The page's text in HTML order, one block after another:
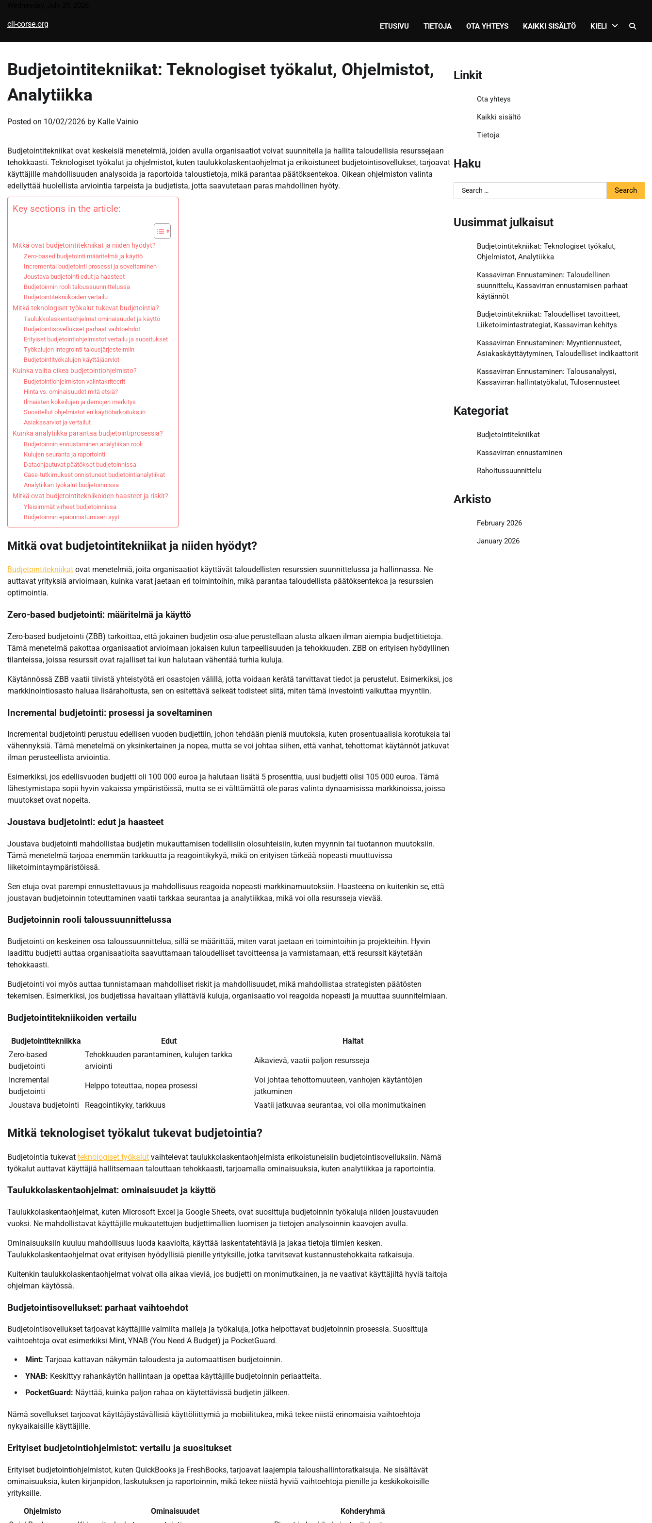
content
cll-corse.org ETUSIVU TIETOJA OTA YHTEYS KAIKKI SISÄLTÖ KIELI
Budjetointitekniikat: Teknologiset työkalut, Ohjelmistot,
Analytiikka
Posted on 10/02/2026 by Kalle Vainio
Budjetointitekniikat ovat keskeisiä menetelmiä, joiden avulla organisaatiot voivat suunnitella ja hallita taloudellisia resurssejaan
tehokkaasti. Teknologiset työkalut ja ohjelmistot, kuten taulukkolaskentaohjelmat ja erikoistuneet budjetointisovellukset, tarjoavat
käyttäjille mahdollisuuden analysoida ja raportoida taloustietoja, mikä parantaa päätöksentekoa. Oikean ohjelmiston valinta
edellyttää huolellista arviointia tarpeista ja budjetista, jotta saavutetaan paras mahdollinen hyöty.
Key sections in the article:
Mitkä ovat budjetointitekniikat ja niiden hyödyt?
Zero-based budjetointi määritelmä ja käyttö
Incremental budjetointi prosessi ja soveltaminen
Joustava budjetointi edut ja haasteet
Budjetoinnin rooli taloussuunnittelussa
Budjetointitekniikoiden vertailu
Mitkä teknologiset työkalut tukevat budjetointia?
Taulukkolaskentaohjelmat ominaisuudet ja käyttö
Budjetointisovellukset parhaat vaihtoehdot
Erityiset budjetointiohjelmistot vertailu ja suositukset
Työkalujen integrointi talousjärjestelmiin
Budjetointityökalujen käyttäjäarviot
Kuinka valita oikea budjetointiohjelmisto?
Budjetointiohjelmiston valintakriteerit
Hinta vs. ominaisuudet mitä etsiä?
Ilmaisten kokeilujen ja demojen merkitys
Suositellut ohjelmistot eri käyttötarkoituksiin
Asiakasarviot ja vertailut
Kuinka analytiikka parantaa budjetointiprosessia?
Budjetoinnin ennustaminen analytiikan rooli
Kulujen seuranta ja raportointi
Dataohjautuvat päätökset budjetoinnissa
Case-tutkimukset onnistuneet budjetointianalytiikat
Analytiikan työkalut budjetoinnissa
Mitkä ovat budjetointitekniikoiden haasteet ja riskit?
Yleisimmät virheet budjetoinnissa
Budjetoinnin epäonnistumisen syyt
Mitkä ovat budjetointitekniikat ja niiden hyödyt?
Budjetointitekniikat ovat menetelmiä, joita organisaatiot käyttävät taloudellisten resurssien suunnittelussa ja hallinnassa. Ne
auttavat yrityksiä arvioimaan, kuinka varat jaetaan eri toimintoihin, mikä parantaa taloudellista päätöksentekoa ja resurssien
optimointia.
Zero-based budjetointi: määritelmä ja käyttö
Zero-based budjetointi (ZBB) tarkoittaa, että jokainen budjetin osa-alue perustellaan alusta alkaen ilman aiempia budjettitietoja.
Tämä menetelmä pakottaa organisaatiot arvioimaan jokaisen kulun tarpeellisuuden ja tehokkuuden. ZBB on erityisen hyödyllinen
tilanteissa, joissa resurssit ovat rajalliset tai kun halutaan vähentää turhia kuluja.
Käytännössä ZBB vaatii tiivistä yhteistyötä eri osastojen välillä, jotta voidaan kerätä tarvittavat tiedot ja perustelut. Esimerkiksi, jos
markkinointiosasto haluaa lisärahoitusta, sen on esitettävä selkeät todisteet siitä, miten tämä investointi vaikuttaa myyntiin.
Incremental budjetointi: prosessi ja soveltaminen
Incremental budjetointi perustuu edellisen vuoden budjettiin, johon tehdään pieniä muutoksia, kuten prosentuaalisia korotuksia tai
vähennyksiä. Tämä menetelmä on yksinkertainen ja nopea, mutta se voi johtaa siihen, että vanhat, tehottomat käytännöt jatkuvat
ilman perusteellista arviointia.
Esimerkiksi, jos edellisvuoden budjetti oli 100 000 euroa ja halutaan lisätä 5 prosenttia, uusi budjetti olisi 105 000 euroa. Tämä
lähestymistapa sopii hyvin vakaissa ympäristöissä, mutta se ei välttämättä ole paras valinta dynaamisissa markkinoissa, joissa
muutokset ovat nopeita.
Joustava budjetointi: edut ja haasteet
Joustava budjetointi mahdollistaa budjetin mukauttamisen todellisiin olosuhteisiin, kuten myynnin tai tuotannon muutoksiin.
Tämä menetelmä tarjoaa enemmän tarkkuutta ja reagointikykyä, mikä on erityisen tärkeää nopeasti muuttuvissa
liiketoimintaympäristöissä.
Sen etuja ovat parempi ennustettavuus ja mahdollisuus reagoida nopeasti markkinamuutoksiin. Haasteena on kuitenkin se, että
joustavan budjetoinnin toteuttaminen vaatii tarkkaa seurantaa ja analytiikkaa, mikä voi olla resursseja vievää.
Budjetoinnin rooli taloussuunnittelussa
Budjetointi on keskeinen osa taloussuunnittelua, sillä se määrittää, miten varat jaetaan eri toimintoihin ja projekteihin. Hyvin
laadittu budjetti auttaa organisaatioita saavuttamaan taloudelliset tavoitteensa ja varmistamaan, että resurssit käytetään
tehokkaasti.
Budjetointi voi myös auttaa tunnistamaan mahdolliset riskit ja mahdollisuudet, mikä mahdollistaa strategisten päätösten
tekemisen. Esimerkiksi, jos budjetissa havaitaan yllättäviä kuluja, organisaatio voi reagoida nopeasti ja muuttaa suunnitelmiaan.
Budjetointitekniikoiden vertailu
Budjetointitekniikka Edut
Haitat
Zero-based
budjetointi
Tehokkuuden parantaminen, kulujen tarkka
arviointi
Aikavievä, vaatii paljon resursseja
Incremental
budjetointi
Helppo toteuttaa, nopea prosessi
Voi johtaa tehottomuuteen, vanhojen käytäntöjen
jatkuminen
Joustava budjetointi
Reagointikyky, tarkkuus Vaatii jatkuvaa seurantaa, voi olla monimutkainen
Mitkä teknologiset työkalut tukevat budjetointia?
Budjetointia tukevat teknologiset työkalut vaihtelevat taulukkolaskentaohjelmista erikoistuneisiin budjetointisovelluksiin. Nämä
työkalut auttavat käyttäjiä hallitsemaan talouttaan tehokkaasti, tarjoamalla ominaisuuksia, kuten analytiikkaa ja raportointia.
Taulukkolaskentaohjelmat: ominaisuudet ja käyttö
Taulukkolaskentaohjelmat, kuten Microsoft Excel ja Google Sheets, ovat suosittuja budjetoinnin työkaluja niiden joustavuuden
vuoksi. Ne mahdollistavat käyttäjille mukautettujen budjettimallien luomisen ja tietojen analysoinnin kaavojen avulla.
Ominaisuuksiin kuuluu mahdollisuus luoda kaavioita, käyttää laskentatehtäviä ja jakaa tietoja tiimien kesken.
Taulukkolaskentaohjelmat ovat erityisen hyödyllisiä pienille yrityksille, jotka tarvitsevat kustannustehokkaita ratkaisuja.
Kuitenkin taulukkolaskentaohjelmat voivat olla aikaa vieviä, jos budjetti on monimutkainen, ja ne vaativat käyttäjiltä hyviä taitoja
ohjelman käytössä.
Budjetointisovellukset: parhaat vaihtoehdot
Budjetointisovellukset tarjoavat käyttäjille valmiita malleja ja työkaluja, jotka helpottavat budjetoinnin prosessia. Suosittuja
vaihtoehtoja ovat esimerkiksi Mint, YNAB (You Need A Budget) ja PocketGuard.
Mint: Tarjoaa kattavan näkymän taloudesta ja automaattisen budjetoinnin.
YNAB: Keskittyy rahankäytön hallintaan ja opettaa käyttäjille budjetoinnin periaatteita.
PocketGuard: Näyttää, kuinka paljon rahaa on käytettävissä budjetin jälkeen.
Nämä sovellukset tarjoavat käyttäjäystävällisiä käyttöliittymiä ja mobiilitukea, mikä tekee niistä erinomaisia vaihtoehtoja
nykyaikaisille käyttäjille.
Erityiset budjetointiohjelmistot: vertailu ja suositukset
Erityiset budjetointiohjelmistot, kuten QuickBooks ja FreshBooks, tarjoavat laajempia taloushallintoratkaisuja. Ne sisältävät
ominaisuuksia, kuten kirjanpidon, laskutuksen ja raportoinnin, mikä tekee niistä hyviä vaihtoehtoja pienille ja keskikokoisille
yrityksille.
Ohjelmisto
Ominaisuudet
Kohderyhmä
Linkit
Ota yhteys
Kaikki sisältö
Tietoja
Haku
Search
for:
Uusimmat julkaisut
Budjetointitekniikat: Teknologiset työkalut,
Ohjelmistot, Analytiikka
Kassavirran Ennustaminen: Taloudellinen
suunnittelu, Kassavirran ennustamisen parhaat
käytännöt
Budjetointitekniikat: Taloudelliset tavoitteet,
Liiketoimintastrategiat, Kassavirran kehitys
Kassavirran Ennustaminen: Myyntiennusteet,
Asiakaskäyttäytyminen, Taloudelliset indikaattorit
Kassavirran Ennustaminen: Talousanalyysi,
Kassavirran hallintatyökalut, Tulosennusteet
Kategoriat
Budjetointitekniikat
Kassavirran ennustaminen
Rahoitussuunnittelu
Arkisto
February 2026
January 2026